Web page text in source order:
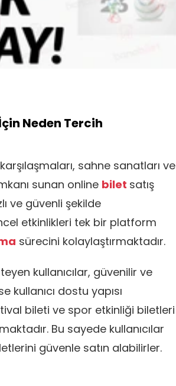
Neden Tercih
karşılaşmaları, sahne sanatları ve
sunan online bilet satış
ve güvenli şekilde
etkinlikleri tek bir platform
sürecini kolaylaştırmaktadır.
kullanıcılar, güvenilir ve
dostu yapısı
bileti ve spor etkinliği biletleri
Bu sayede kullanıcılar
güvenle satın alabilirler.